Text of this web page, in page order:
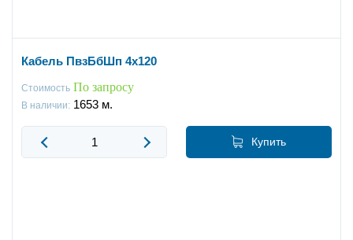
Кабель ПвзБбШп 4x120
Стоимость По запросу
В наличии: 1653 м.
Купить